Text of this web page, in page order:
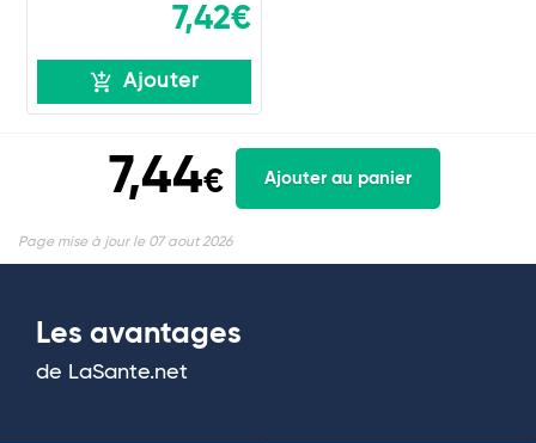
7,42€
Ajouter
7,44€ Ajouter au panier
Page mise à jour le 07 aout 2026
Les avantages
de LaSante.net